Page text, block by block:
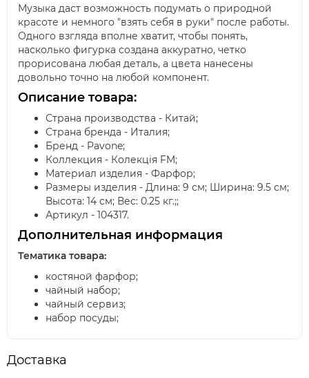
Музыка даст возможность подумать о природной
красоте и немного "взять себя в руки" после работы.
Одного взгляда вполне хватит, чтобы понять,
насколько фигурка создана аккуратно, четко
прорисована любая деталь, а цвета нанесены
довольно точно на любой компонент.
Описание товара:
Страна производства - Китай;
Страна бренда - Италия;
Бренд - Pavone;
Коллекция - Колекція FM;
Материал изделия - Фарфор;
Размеры изделия - Длина: 9 см; Ширина: 9.5 см;
Высота: 14 см; Вес: 0.25 кг.;;
Артикул - 104317.
Дополнительная информация
Тематика товара:
костяной фарфор;
чайный набор;
чайный сервиз;
набор посуды;
Доставка